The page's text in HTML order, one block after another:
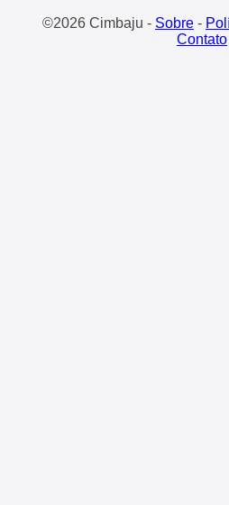
©2026 Cimbaju - Sobre-
Contato